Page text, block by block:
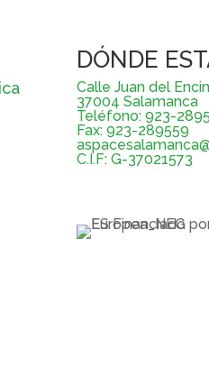
DÓNDE
Calle Juan del
37004 Salamanca
Teléfono: 923-
Fax: 923-289559
C.I.F: G-37021573